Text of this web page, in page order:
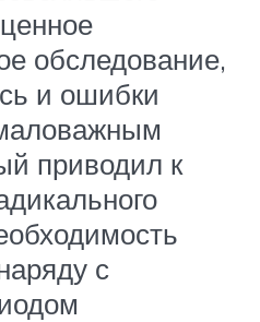
обследование,
и ошибки
приводил к
с